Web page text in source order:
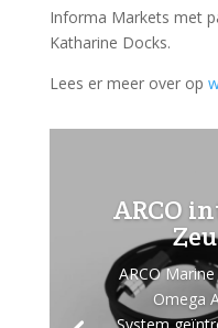
Informa Markets met
Katharine Docks.
Lees er meer over op
ARCO
ARCO
Omega